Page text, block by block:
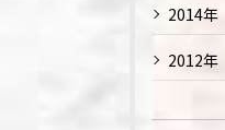
2014年
2012年